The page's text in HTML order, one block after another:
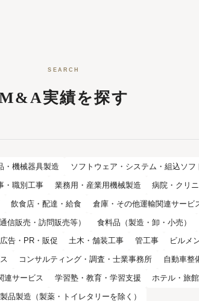
SEARCH
実績を探す
・機械器具製造 ソフトウェア・システム・組込ソフ
・職別工事 業務用・産業用機械製造 病院・クリ
飲食店・配達・給食 倉庫・その他運輸関連サービ
信販売・訪問販売等） 食料品（製造・卸・小売）
広告・PR・販促 土木・舗装工事 管工事 ビルメ
コンサルティング・調査・士業事務所 自動車整
連サービス 学習塾・教育・学習支援 ホテル・旅
品製造（製薬・トイレタリーを除く）